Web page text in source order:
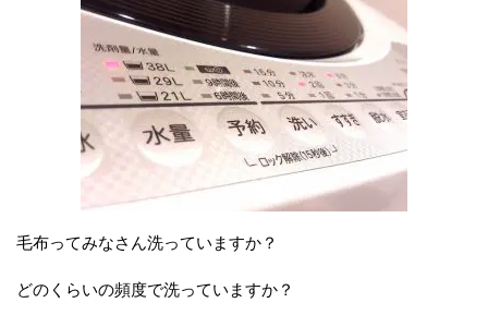
毛布ってみなさん洗っていますか？
どのくらいの頻度で洗っていますか？